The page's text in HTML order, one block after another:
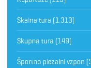
Skalna tura (1.313)
Skupna tura (149)
Športno plezalni vzpon